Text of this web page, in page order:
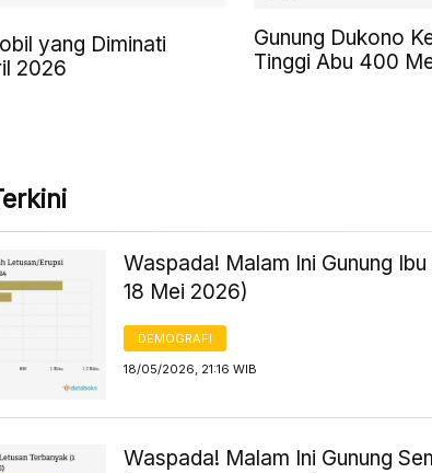
yang Diminati
2026
Gunung Dukono
Tinggi Abu 400
Waspada! Malam Ini Gunung
18 Mei 2026)
DEMOGRAFI
18/05/2026, 21:16 WIB
Waspada! Malam Ini Gunung